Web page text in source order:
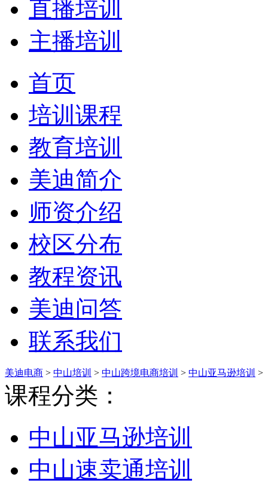
直播培训
主播培训
首页
培训课程
教育培训
美迪简介
师资介绍
校区分布
教程资讯
美迪问答
联系我们
美迪电商 > 中山培训 > 中山跨境电商培训 > 中山亚马逊培训 >
课程分类：
中山亚马逊培训
中山速卖通培训